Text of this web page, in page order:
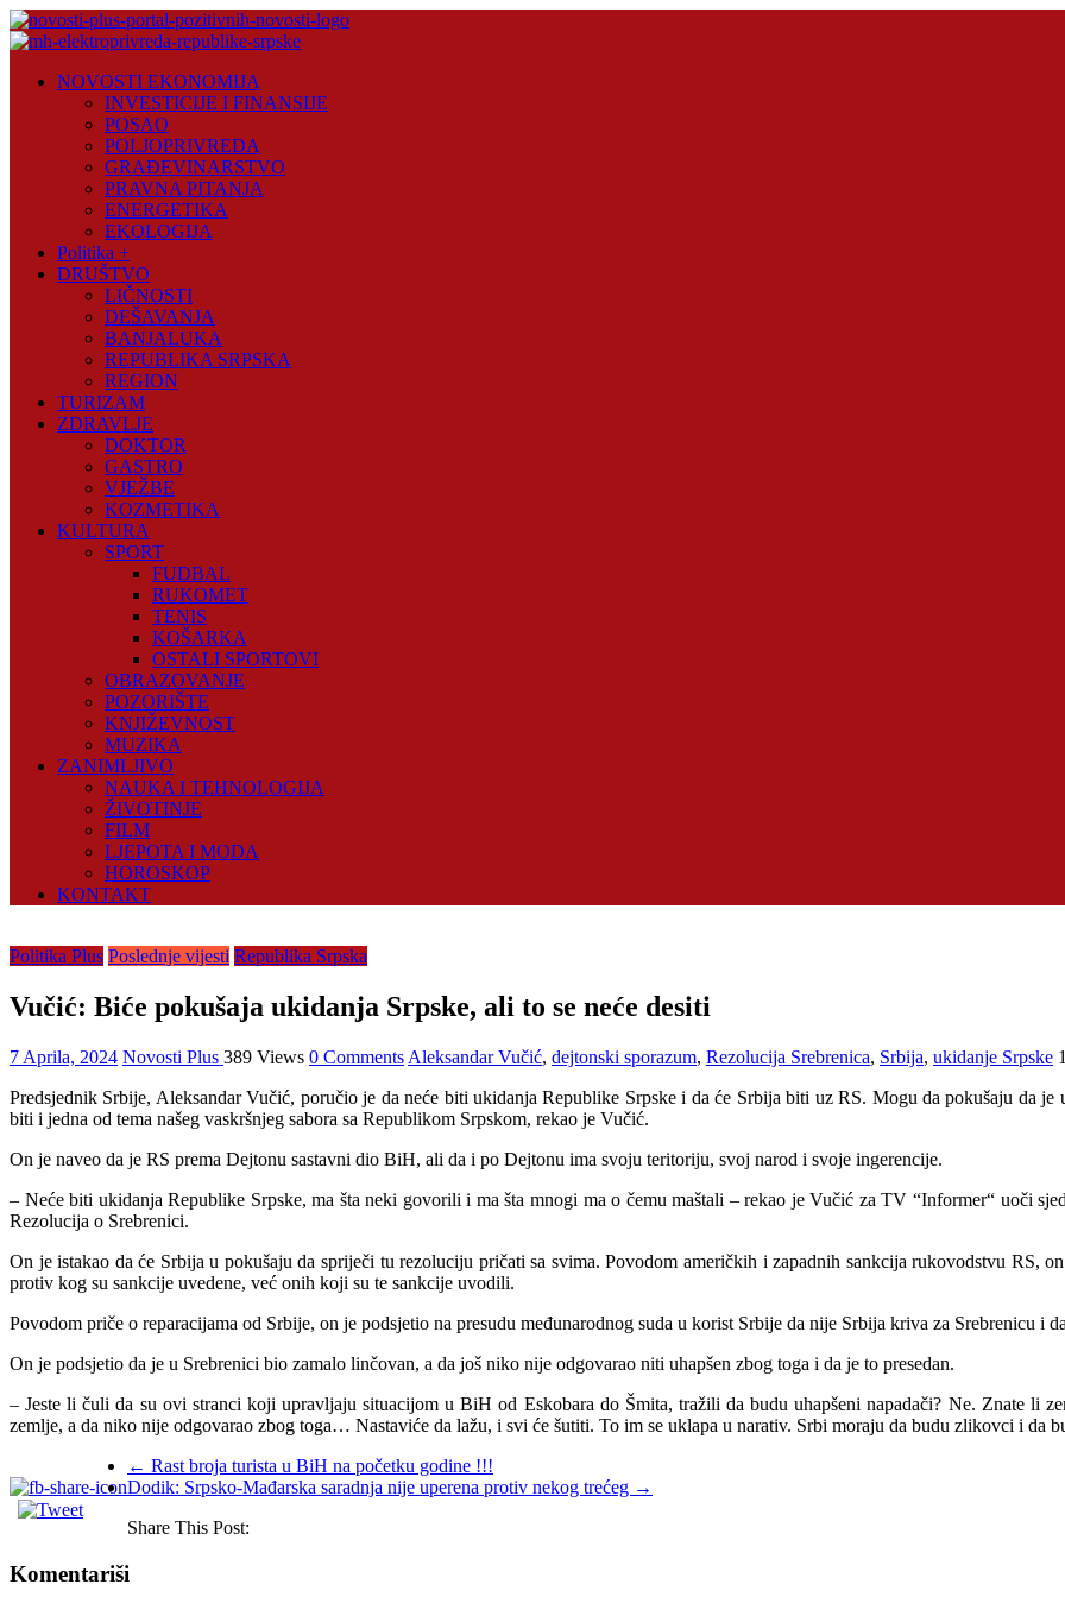
Skip
to
Plus
NOVOSTI EKONOMIJA
INVESTICIJE I FINANSIJE
POSAO
POLJOPRIVREDA
GRAĐEVINARSTVO
PRAVNA PITANJA
ENERGETIKA
EKOLOGIJA
Politika +
DRUŠTVO
LIČNOSTI
DEŠAVANJA
BANJALUKA
REPUBLIKA SRPSKA
REGION
TURIZAM
ZDRAVLJE
DOKTOR
GASTRO
VJEŽBE
KOZMETIKA
KULTURA
SPORT
FUDBAL
RUKOMET
TENIS
KOŠARKA
OSTALI SPORTOVI
OBRAZOVANJE
POZORIŠTE
KNJIŽEVNOST
MUZIKA
ZANIMLJIVO
NAUKA I TEHNOLOGIJA
ŽIVOTINJE
FILM
LJEPOTA I MODA
HOROSKOP
KONTAKT
Politika Plus Poslednje vijesti Republika Srpska
Vučić: Biće pokušaja ukidanja Srpske, ali to se neće desiti
7 Aprila, 2024 Novosti Plus 389 Views 0 Comments Aleksandar Vučić, dejtonski sporazum, Rezolucija Srebrenica, Srbija, ukidanje Srpske
Predsjednik Srbije, Aleksandar Vučić, poručio je da neće biti ukidanja Republike Srpske i da će Srbija biti uz RS. Mogu da pokušaju da
biti i jedna od tema našeg vaskršnjeg sabora sa Republikom Srpskom, rekao je Vučić.
On je naveo da je RS prema Dejtonu sastavni dio BiH, ali da i po Dejtonu ima svoju teritoriju, svoj narod i svoje ingerencije.
– Neće biti ukidanja Republike Srpske, ma šta neki govorili i ma šta mnogi ma o čemu maštali – rekao je Vučić za TV “Informer“ uoči
Rezolucija o Srebrenici.
On je istakao da će Srbija u pokušaju da spriječi tu rezoluciju pričati sa svima. Povodom američkih i zapadnih sankcija rukovodstvu RS,
protiv kog su sankcije uvedene, već onih koji su te sankcije uvodili.
Povodom priče o reparacijama od Srbije, on je podsjetio na presudu međunarodnog suda u korist Srbije da nije Srbija kriva za Srebrenicu i
On je podsjetio da je u Srebrenici bio zamalo linčovan, a da još niko nije odgovarao niti uhapšen zbog toga i da je to presedan.
– Jeste li čuli da su ovi stranci koji upravljaju situacijom u BiH od Eskobara do Šmita, tražili da budu uhapšeni napadači? Ne. Znate li
zemlje, a da niko nije odgovarao zbog toga… Nastaviće da lažu, i svi će šutiti. To im se uklapa u narativ. Srbi moraju da budu zlikovci i da
← Rast broja turista u BiH na početku godine !!!
Dodik: Srpsko-Mađarska saradnja nije uperena protiv nekog trećeg →
Share This Post:
Komentariši